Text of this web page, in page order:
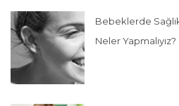
Bebeklerde
Neler Yapmalıyız?